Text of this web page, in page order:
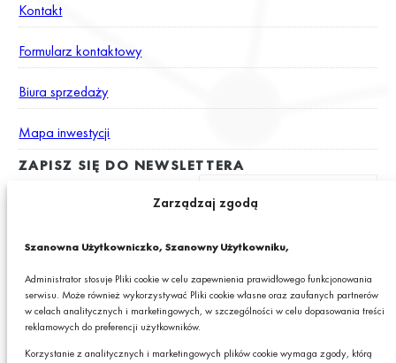
Zarządzaj zgodą
Szanowna Użytkowniczko, Szanowny Użytkowniku,
Administrator stosuje Pliki cookie w celu zapewnienia prawidłowego funkcjonowania
serwisu. Może również wykorzystywać Pliki cookie własne oraz zaufanych partnerów
w celach analitycznych i marketingowych, w szczególności w celu dopasowania treści
reklamowych do preferencji użytkowników.
Korzystanie z analitycznych i marketingowych plików cookie wymaga zgody, którą
Kontakt
Formularz kontaktowy
Biura sprzedaży
Mapa inwestycji
ZAPISZ SIĘ DO NEWSLETTERA
adres e-mail newslettera z informacjami o ciekawych promocjach,
produktach lub usługach GRANIT S.A.*
* Pola obowiązkowe
Podając swój adres e-mail wyrażasz zgodę na otrzymywanie drogą elektroniczną,
produktach lub usługach GRANIT S.A. oraz zgodę na przetwarzanie przez GRANIT